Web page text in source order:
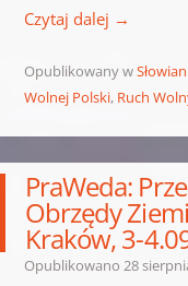
Czytaj dalej →
Opublikowany w
Wolnej Polski, Ruch
PraWeda:
Obrzędy
Kraków, 3-
Opublikowano 28